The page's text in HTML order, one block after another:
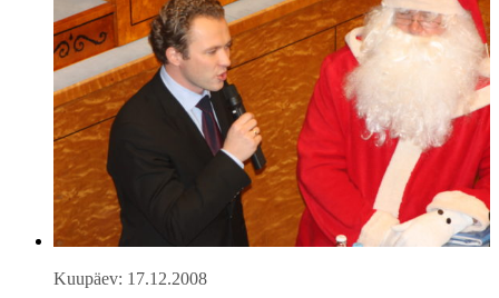
Kuupäev: 17.12.2008